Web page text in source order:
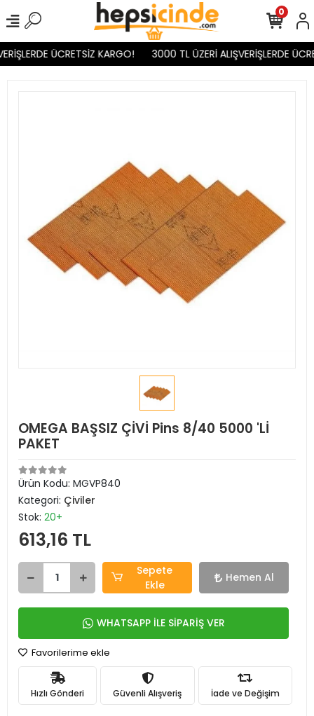
ÜCRETSİZ KARGO! 3000 TL ÜZERİ ALIŞVERİŞLERDE
0
OMEGA BAŞSIZ ÇİVİ Pins 8/40 5000 'Lİ
PAKET
Ürün Kodu: MGVP840
Kategori: Çiviler
Stok: 20+
613,16 TL
Sepete
Ekle
Hemen Al
WHATSAPP İLE SİPARİŞ VER
Favorilerime ekle
Hızlı Gönderi Güvenli Alışveriş İade ve Değişim